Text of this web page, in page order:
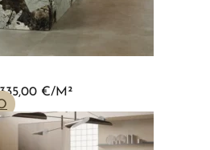
335,00 €
PRICE
166,00 €
THROUGH
335,00 €